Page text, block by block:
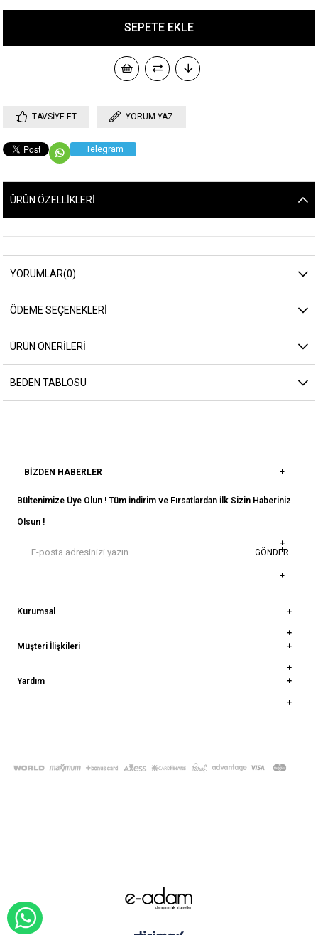
TAVSIYE ET YORUM YAZ
Telegram
ÜRÜN ÖZELLIKLERI
YORUMLAR(0)
ÖDEME SEÇENEKLERI
ÜRÜN ÖNERILERI
BEDEN TABLOSU
BIZDEN HABERLER
Bültenimize Üye Olun ! Tüm İndirim ve Fırsatlardan İlk Sizin Haberiniz
Olsun !
GÖNDER
Kurumsal
Müşteri İlişkileri
Yardım